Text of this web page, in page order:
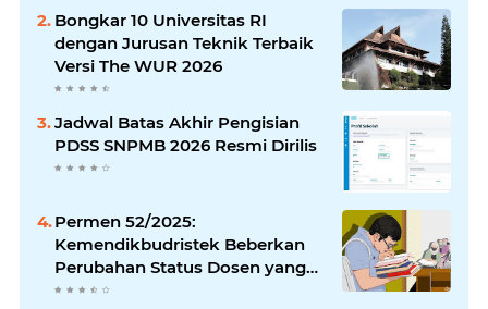
Bongkar 10 Universitas RI
dengan Jurusan Teknik Terbaik
Versi The WUR 2026
Jadwal Batas Akhir Pengisian
PDSS SNPMB 2026 Resmi Dirilis
Permen 52/2025:
Kemendikbudristek Beberkan
Perubahan Status Dosen yang
Krusial